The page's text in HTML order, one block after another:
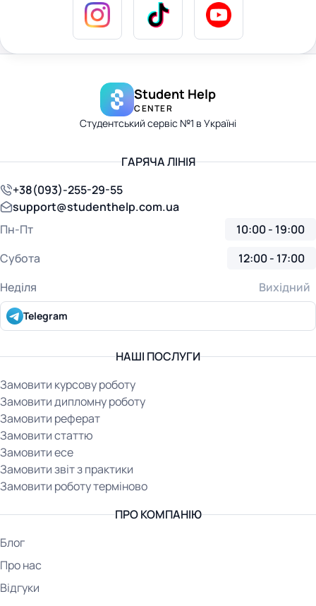
Student Help
CENTER
Студентський сервіс №1 в Україні
НАШІ ПОСЛУГИ
Замовити курсову роботу
Замовити дипломну роботу
Замовити реферат
Замовити статтю
Замовити есе
Замовити звіт з практики
Замовити роботу терміново
ПРО КОМПАНІЮ
Блог
Про нас
Відгуки
ГАРЯЧА ЛІНІЯ
+38(093)-255-29-55
support@studenthelp.com.ua
Пн-Пт
10:00 - 19:00
Субота
12:00 - 17:00
Неділя
Вихідний
Telegram